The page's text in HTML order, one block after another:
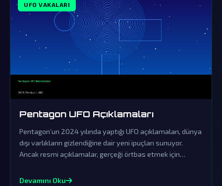
UFO VAKALARI
Pentagon UFO Açıklamaları
Pentagon’un 2024 yılında yaptığı UFO açıklamaları, dünya
dışı varlıkların gizlendiğine dair yeni ipuçları sunuyor.
Ancak resmi açıklamalar, gerçeği örtbas etmek için
Devamını Oku